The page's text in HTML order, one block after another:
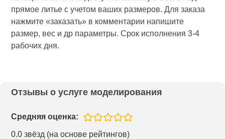
прямое литье с учетом ваших размеров. Для заказа
нажмите «заказать» в комментарии напишите
размер, вес и др параметры. Срок исполнения 3-4
рабочих дня.
Отзывы о услуге моделирования
Средняя оценка:
0.0 звёзд (на основе рейтингов)